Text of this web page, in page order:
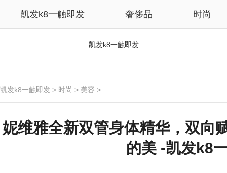
凯发k8一触即发 奢侈品 时尚
凯发k8一触即发
凯发k8一触即发 > 时尚 > 美容 >
妮维雅全新双管身体精华，双向
的美 -凯发k8